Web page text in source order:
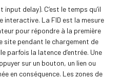
delay). C’est le temps qu’il
interactive. La FID est la mesure
pour répondre à la première
site pendant le chargement de
parfois la latence d’entrée. Une
sur un bouton, un lien ou
en conséquence. Les zones de